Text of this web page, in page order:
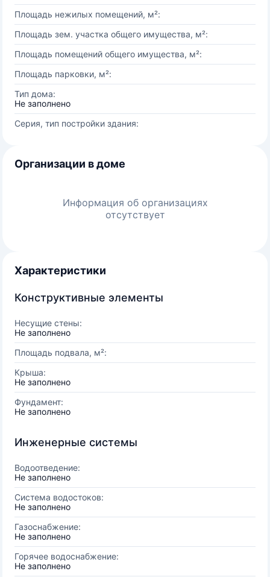
Площадь нежилых помещений, м²:
Площадь зем. участка общего имущества, м²:
Площадь помещений общего имущества, м²:
Площадь парковки, м²:
Тип дома:
Не заполнено
Серия, тип постройки здания:
Организации в доме
Информация об организациях
отсутствует
Характеристики
Конструктивные элементы
Несущие стены:
Не заполнено
Площадь подвала, м²:
Крыша:
Не заполнено
Фундамент:
Не заполнено
Инженерные системы
Водоотведение:
Не заполнено
Система водостоков:
Не заполнено
Газоснабжение:
Не заполнено
Горячее водоснабжение:
Не заполнено